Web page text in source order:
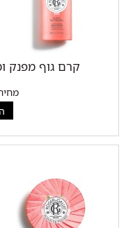
קרם גוף מפנק